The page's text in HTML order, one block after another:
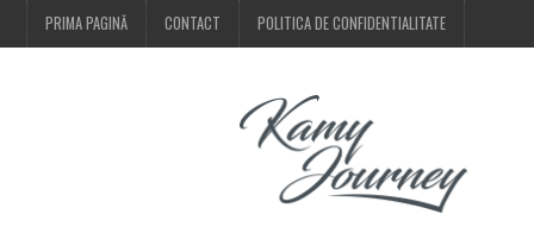
PRIMA PAGINĂ CONTACT POLITICA DE CONFIDENTIALITATE